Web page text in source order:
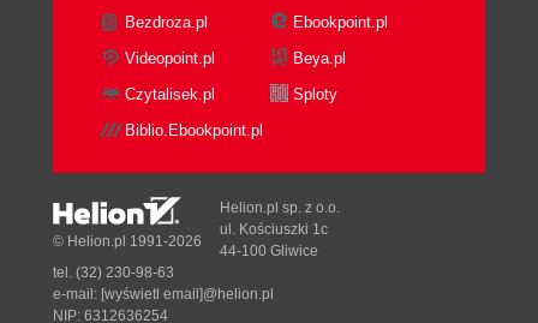
Bezdroza.pl
Ebookpoint.pl
Videopoint.pl
Beya.pl
Czytalisek.pl
Sploty
Biblio.Ebookpoint.pl
© Helion.pl 1991-2026
Helion.pl sp. z o.o.
ul. Kościuszki 1c
44-100 Gliwice
tel. (32) 230-98-63
e-mail: [wyświetl email]@helion.pl
NIP: 6312636254